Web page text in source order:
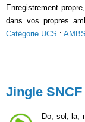
Enregistrement
dans vos propres
Catégorie UCS :
Jingle SNCF
Do, sol, la,